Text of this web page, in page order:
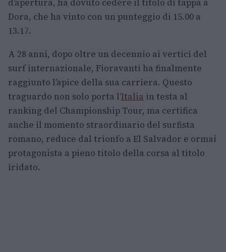
d’apertura, ha dovuto cedere il titolo di tappa a
Dora, che ha vinto con un punteggio di 15.00 a
13.17.
A 28 anni, dopo oltre un decennio ai vertici del
surf internazionale, Fioravanti ha finalmente
raggiunto l’apice della sua carriera. Questo
traguardo non solo porta l’Italia in testa al
ranking del Championship Tour, ma certifica
anche il momento straordinario del surfista
romano, reduce dal trionfo a El Salvador e ormai
protagonista a pieno titolo della corsa al titolo
iridato.